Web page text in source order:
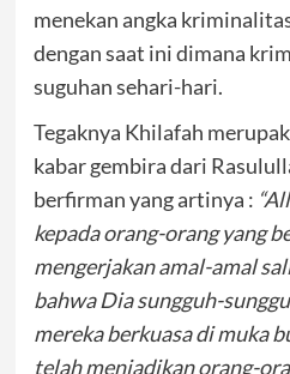
menekan angka
dengan saat ini dimana
suguhan sehari-hari.
Tegaknya Khilafah
kabar gembira dari
berfirman yang artinya :
kepada orang-orang yang
mengerjakan amal-amal
bahwa Dia sungguh-
mereka berkuasa di muka
telah menjadikan orang-